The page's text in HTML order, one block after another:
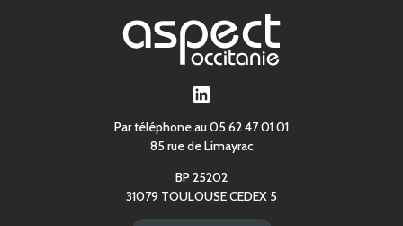
LinkedIn
Par téléphone au 05 62 47 01 01
85 rue de Limayrac
BP 25202
31079 TOULOUSE CEDEX 5